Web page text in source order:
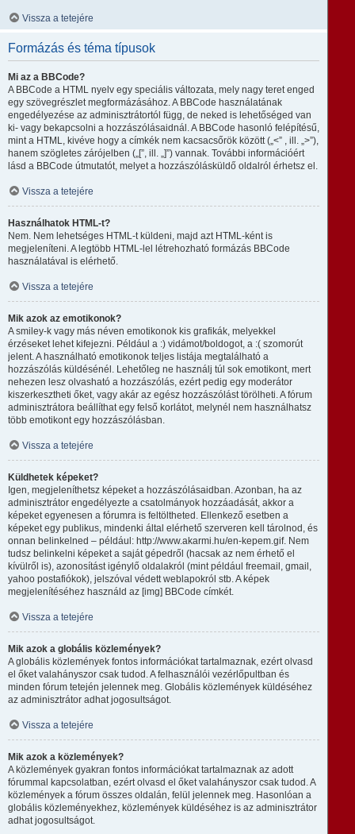
Vissza a tetejére
Formázás és téma típusok
Mi az a BBCode?
A BBCode a HTML nyelv egy speciális változata, mely nagy teret enged
egy szövegrészlet megformázásához. A BBCode használatának
engedélyezése az adminisztrátortól függ, de neked is lehetőséged van
ki- vagy bekapcsolni a hozzászólásaidnál. A BBCode hasonló felépítésű,
mint a HTML, kivéve hogy a címkék nem kacsacsőrök között („<” , ill. „>”),
hanem szögletes zárójelben („[”, ill. „]”) vannak. További információért
lásd a BBCode útmutatót, melyet a hozzászólásküldő oldalról érhetsz el.
Vissza a tetejére
Használhatok HTML-t?
Nem. Nem lehetséges HTML-t küldeni, majd azt HTML-ként is
megjeleníteni. A legtöbb HTML-lel létrehozható formázás BBCode
használatával is elérhető.
Vissza a tetejére
Mik azok az emotikonok?
A smiley-k vagy más néven emotikonok kis grafikák, melyekkel
érzéseket lehet kifejezni. Például a :) vidámot/boldogot, a :( szomorút
jelent. A használható emotikonok teljes listája megtalálható a
hozzászólás küldésénél. Lehetőleg ne használj túl sok emotikont, mert
nehezen lesz olvasható a hozzászólás, ezért pedig egy moderátor
kiszerkesztheti őket, vagy akár az egész hozzászólást törölheti. A fórum
adminisztrátora beállíthat egy felső korlátot, melynél nem használhatsz
több emotikont egy hozzászólásban.
Vissza a tetejére
Küldhetek képeket?
Igen, megjeleníthetsz képeket a hozzászólásaidban. Azonban, ha az
adminisztrátor engedélyezte a csatolmányok hozzáadását, akkor a
képeket egyenesen a fórumra is feltöltheted. Ellenkező esetben a
képeket egy publikus, mindenki által elérhető szerveren kell tárolnod, és
onnan belinkelned – például: http://www.akarmi.hu/en-kepem.gif. Nem
tudsz belinkelni képeket a saját gépedről (hacsak az nem érhető el
kívülről is), azonosítást igénylő oldalakról (mint például freemail, gmail,
yahoo postafiókok), jelszóval védett weblapokról stb. A képek
megjelenítéséhez használd az [img] BBCode címkét.
Vissza a tetejére
Mik azok a globális közlemények?
A globális közlemények fontos információkat tartalmaznak, ezért olvasd
el őket valahányszor csak tudod. A felhasználói vezérlőpultban és
minden fórum tetején jelennek meg. Globális közlemények küldéséhez
az adminisztrátor adhat jogosultságot.
Vissza a tetejére
Mik azok a közlemények?
A közlemények gyakran fontos információkat tartalmaznak az adott
fórummal kapcsolatban, ezért olvasd el őket valahányszor csak tudod. A
közlemények a fórum összes oldalán, felül jelennek meg. Hasonlóan a
globális közleményekhez, közlemények küldéséhez is az adminisztrátor
adhat jogosultságot.